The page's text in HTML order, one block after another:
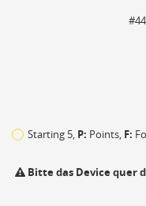
Starting 5, P: Points, F:
Bitte das Device quer